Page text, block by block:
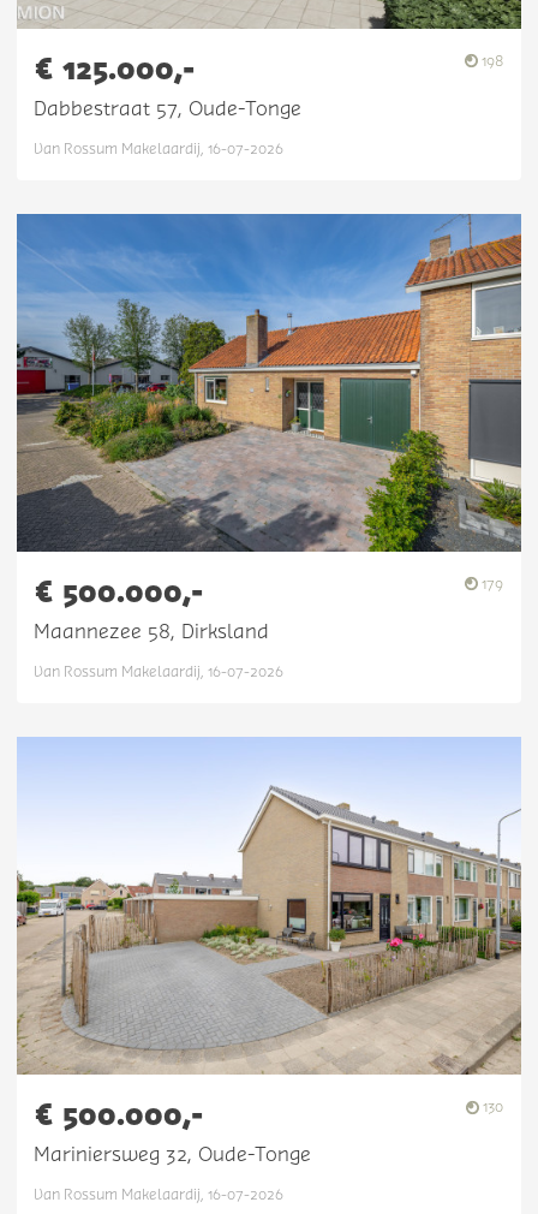
€ 125.000,- 198
Dabbestraat 57, Oude-Tonge
Van Rossum Makelaardij, 16-07-2026
€ 500.000,- 179
Maannezee 58, Dirksland
Van Rossum Makelaardij, 16-07-2026
€ 500.000,- 130
Mariniersweg 32, Oude-Tonge
Van Rossum Makelaardij, 16-07-2026